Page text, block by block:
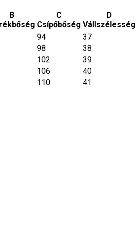
B
C
Csípőbőség
D
Vállszélesség
94 37
98 38
102 39
106 40
110 41